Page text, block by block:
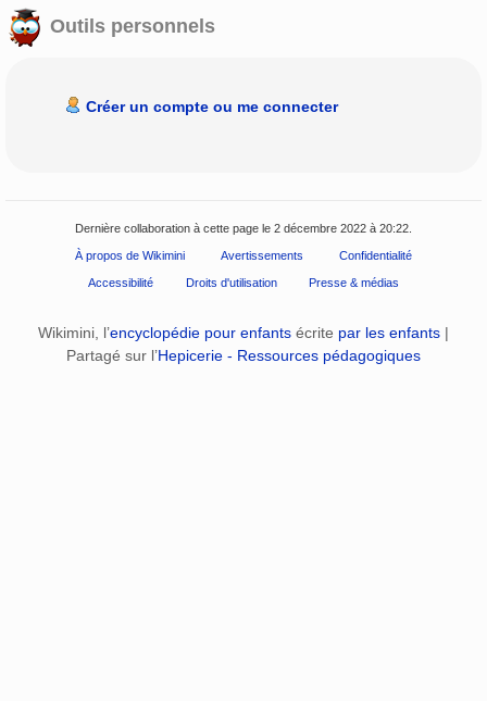
Outils personnels
Créer un compte ou me connecter
Dernière collaboration à cette page le 2 décembre 2022 à 20:22.
À propos de Wikimini Avertissements Confidentialité
Accessibilité Droits d'utilisation Presse & médias
Wikimini, l’encyclopédie pour enfants écrite par les enfants |
Partagé sur l’Hepicerie - Ressources pédagogiques